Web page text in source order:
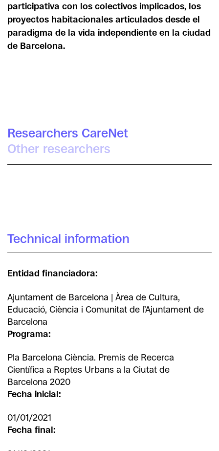
participativa con los colectivos implicados, los
proyectos habitacionales articulados desde el
paradigma de la vida independiente en la ciudad
de Barcelona.
Researchers CareNet
Other researchers
Technical information
Entidad financiadora:
Ajuntament de Barcelona | Àrea de Cultura,
Educació, Ciència i Comunitat de l’Ajuntament de
Barcelona
Programa:
Pla Barcelona Ciència. Premis de Recerca
Científica a Reptes Urbans a la Ciutat de
Barcelona 2020
Fecha inicial:
01/01/2021
Fecha final: